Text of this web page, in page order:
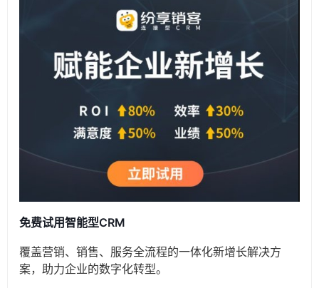
免费试用智能型CRM
覆盖营销、销售、服务全流程的一体化新增长解决方
案，助力企业的数字化转型。